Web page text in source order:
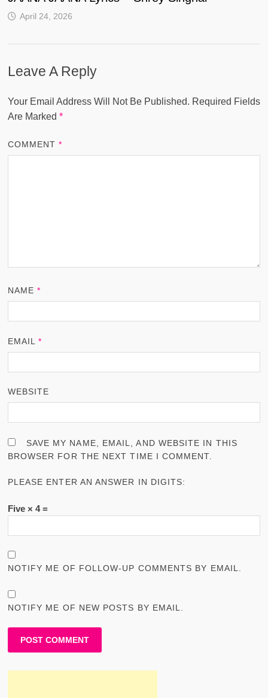
April 24, 2026
Leave A Reply
Your Email Address Will Not Be Published. Required Fields
Are Marked *
COMMENT*
NAME*
EMAIL*
WEBSITE
SAVE MY NAME, EMAIL, AND WEBSITE IN THIS
BROWSER FOR THE NEXT TIME I COMMENT.
PLEASE ENTER AN ANSWER IN DIGITS:
Five × 4 =
NOTIFY ME OF FOLLOW-UP COMMENTS BY EMAIL.
NOTIFY ME OF NEW POSTS BY EMAIL.